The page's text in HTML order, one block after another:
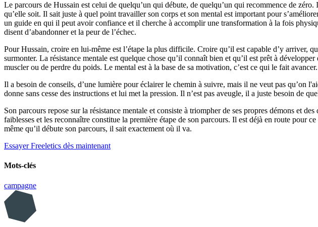
Le parcours de Hussain est celui de quelqu’un qui débute, de quelqu’un qui recommence de
qu’elle soit. Il sait juste à quel point travailler son corps et son mental est important pour
un guide en qui il peut avoir confiance et il cherche à accomplir une transformation à la fois
disent d’abandonner et la peur de l’échec.
Pour Hussain, croire en lui-même est l’étape la plus difficile. Croire qu’il est capable d’y arriver,
surmonter. La résistance mentale est quelque chose qu’il connaît bien et qu’il est prêt à
muscler ou de perdre du poids. Le mental est à la base de sa motivation, c’est ce qui le fait avancer.
Il a besoin de conseils, d’une lumière pour éclairer le chemin à suivre, mais il ne veut pas qu’on
donne sans cesse des instructions et lui met la pression. Il n’est pas aveugle, il a juste besoin de
Son parcours repose sur la résistance mentale et consiste à triompher de ses propres démons et
faiblesses et les reconnaître constitue la première étape de son parcours. Il est déjà en route pour
même qu’il débute son parcours, il sait exactement où il va.
Essayer Freeletics dès maintenant
Mots-clés
campagne